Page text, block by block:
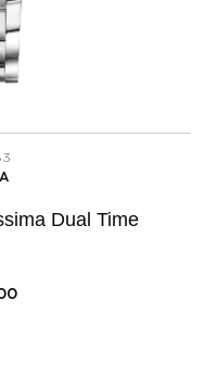
Dual Time